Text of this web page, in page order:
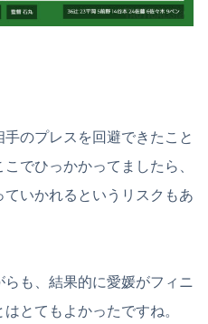
のプレスを回避できたこと
でひっかかってましたら、
いかれるというリスクもあ
も、結果的に愛媛がフィニ
とてもよかったですね。